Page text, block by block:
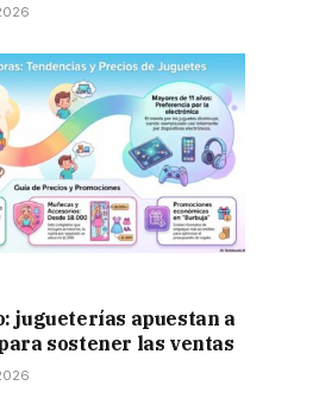
jugueterías apuestan a
sostener las ventas